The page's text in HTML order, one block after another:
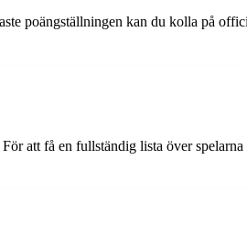
poängställningen kan du kolla på
att få en fullständig lista över